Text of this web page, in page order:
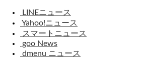
LINEニュース
Yahoo!ニュース
スマートニュース
goo News
dmenu ニュース